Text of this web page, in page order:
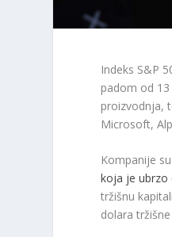
Indeks S&P
padom od
proizvodnja,
Microsoft,
Kompanije
koja je ubrzo
tržišnu
dolara